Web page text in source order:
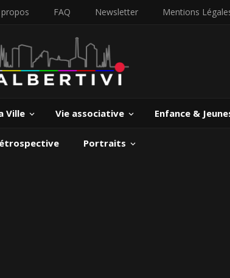
FAQ Newsletter Mentions
Ville Vie associative Enfance &
Portraits